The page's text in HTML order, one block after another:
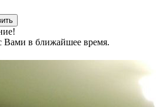
Вами в ближайшее время.